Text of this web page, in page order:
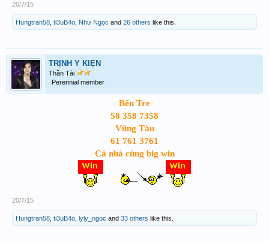
20/7/15
Hungtran58 ti3uB4o Như Ngọc and 26 others like this.
TRỊNH Y KIỆN
Thần Tài
Perennial member
Bến Tre
58 358 7358
Vũng Tàu
61 761 3761
Cả nhà cùng big win
20/7/15
Hungtran58 ti3uB4o lyly_ngoc and 33 others like this.